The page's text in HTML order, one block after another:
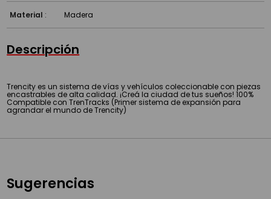
Material : Madera
Descripción
Trencity es un sistema de vías y vehículos coleccionable con piezas
encastrables de alta calidad. ¡Creá la ciudad de tus sueños! 100%
Compatible con TrenTracks (Primer sistema de expansión para
agrandar el mundo de Trencity)
Sugerencias